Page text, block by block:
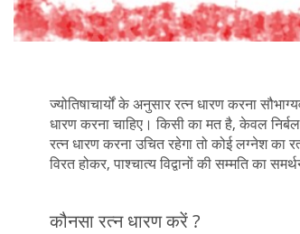
ज्योतिषाचार्यों के अनुसार रत्न धारण करना
धारण करना चाहिए। किसी का मत है, केवल
रत्न धारण करना उचित रहेगा तो कोई लग्नेश का
विरत होकर, पाश्चात्य विद्वानों की सम्मति का
कौनसा रत्न धारण करें ?